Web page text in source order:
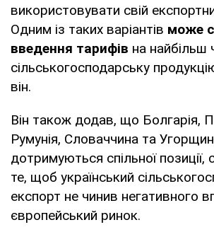
використовувати свій
Одним із таких варіантів може
введення тарифів на найбільш
сільськогосподарську
він.
Він також додав, що Болгарія,
Румунія, Словаччина та
дотримуються спільної позиції,
те, щоб український
експорт не чинив негативного
європейський ринок.